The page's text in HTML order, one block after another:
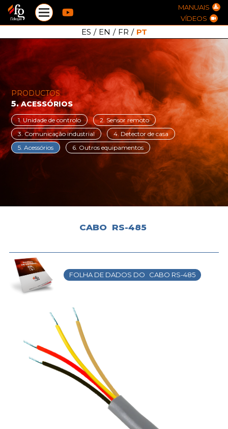
MANUAIS
VÍDEOS
ES / EN / FR / PT
PRODUCTOS
5.ACESSÓRIOS
1. Unidade de controlo
2. Sensor remoto
3. Comunicação industrial
4. Detector de casa
5. Acessórios
6. Outros equipamentos
CABO RS-485
FOLHA DE DADOS DO CABO RS-485